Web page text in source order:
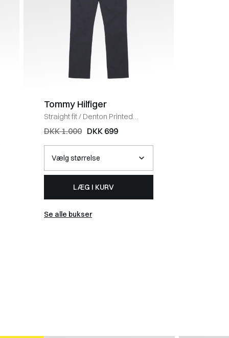
Tommy Hilfiger
Straight fit/ Denton Printed
Structure Bukser / NAVY
DKK 1.000 DKK 699
LÆG I KURV
Se alle bukser